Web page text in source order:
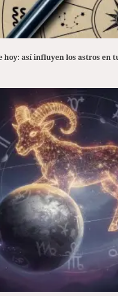
hoy: así influyen los astros en